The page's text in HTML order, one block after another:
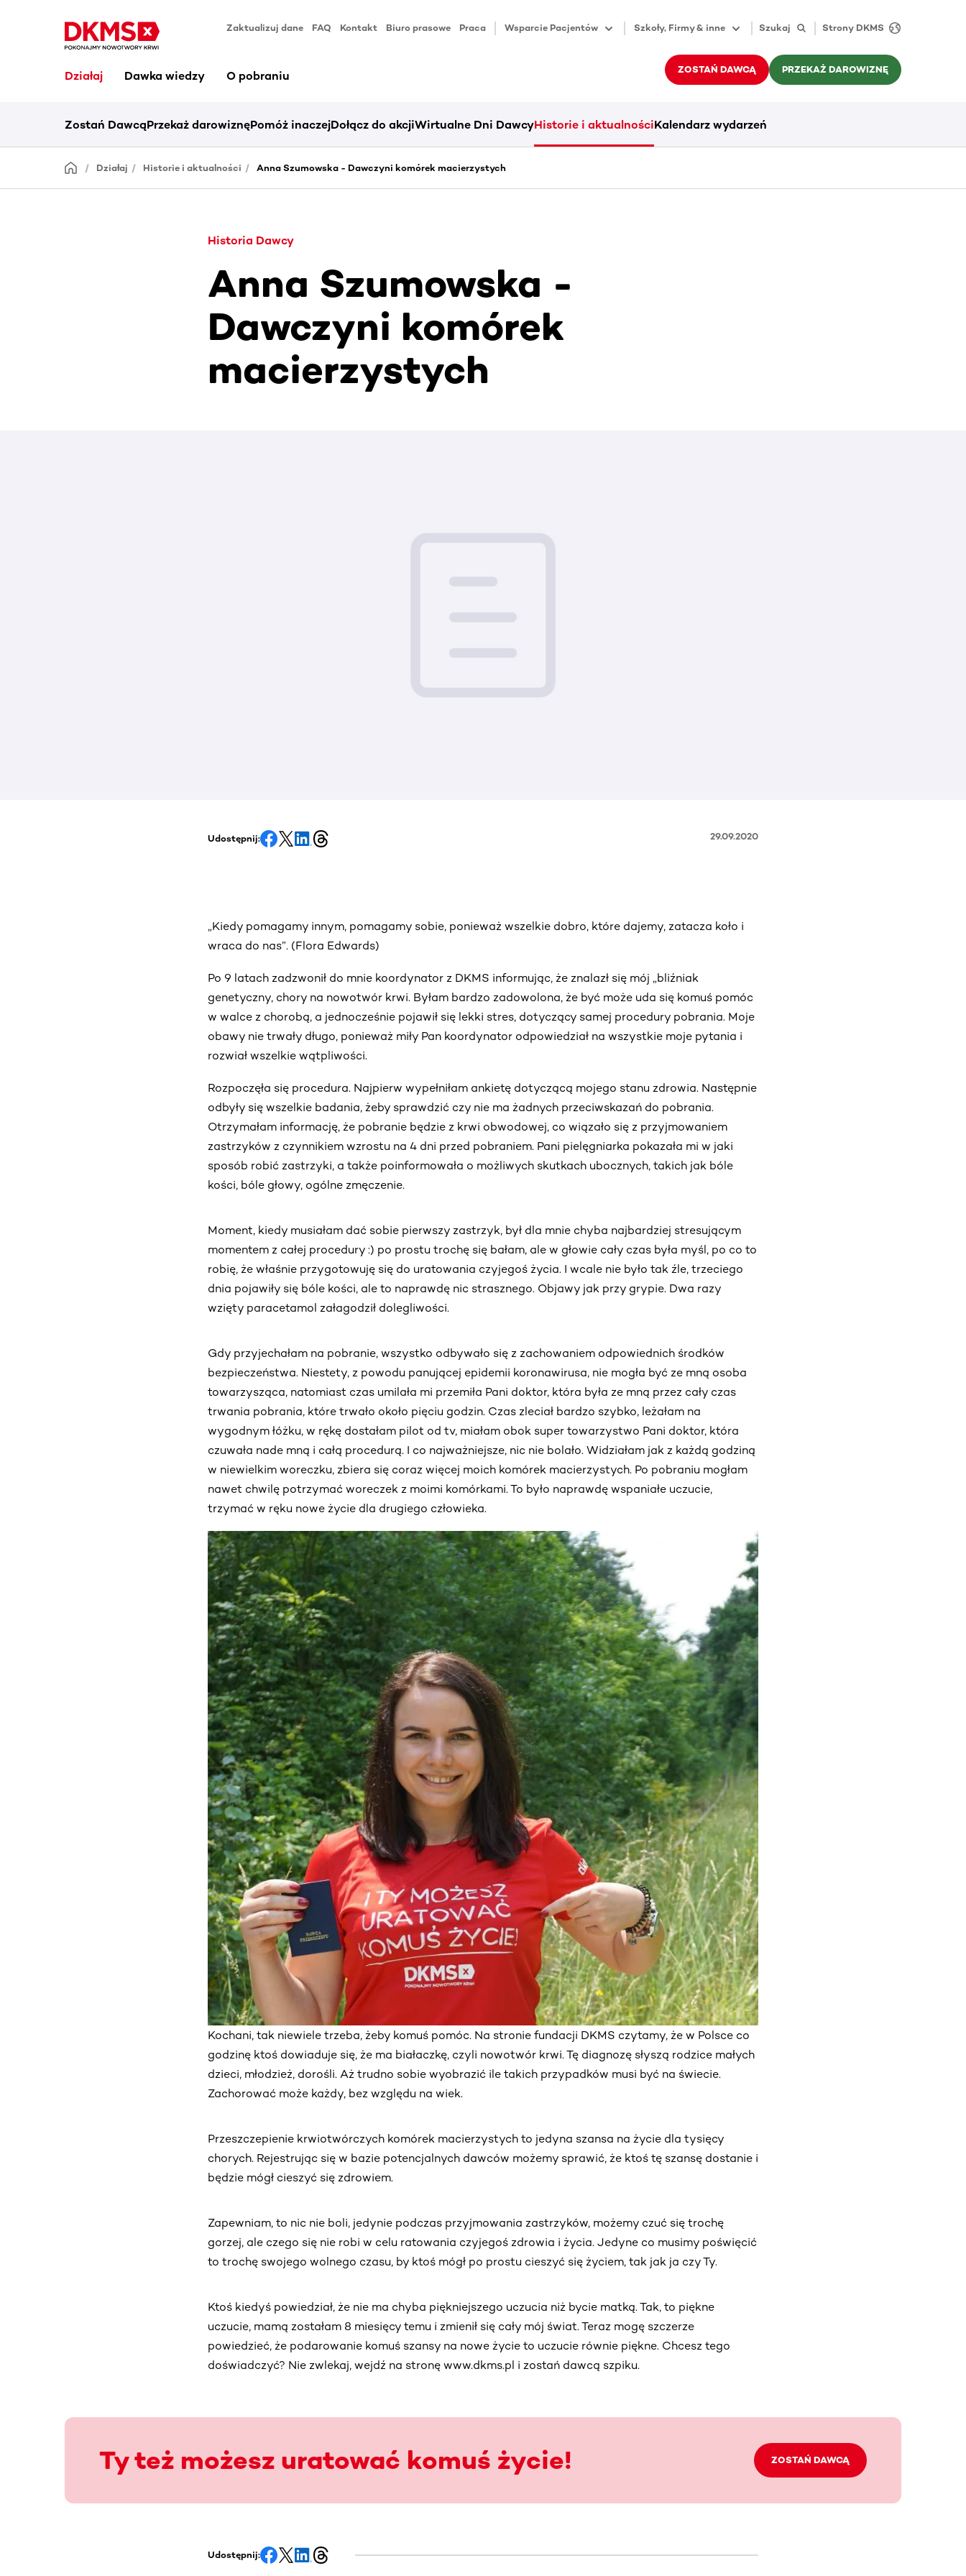
Zaktualizuj dane FAQ Kontakt Biuro prasowe Praca Wsparcie Pacjentów Szkoły, Firmy & inne Szukaj Strony DKMS
Działaj Dawka wiedzy O pobraniu ZOSTAŃ DAWCĄ PRZEKAŻ DAROWIZNĘ
Zostań DawcąPrzekaż darowiznęPomóż inaczejDołącz do akcjiWirtualne Dni DawcyHistorie i aktualnościKalendarz wydarzeń
Działaj Historie i aktualności Anna Szumowska - Dawczyni komórek macierzystych
Historia Dawcy
Anna Szumowska -
Dawczyni komórek
macierzystych
Udostępnij: 29.09.2020
„Kiedy pomagamy innym, pomagamy sobie, ponieważ wszelkie dobro, które dajemy, zatacza koło i
wraca do nas”. (Flora Edwards)
Po 9 latach zadzwonił do mnie koordynator z DKMS informując, że znalazł się mój „bliźniak
genetyczny, chory na nowotwór krwi. Byłam bardzo zadowolona, że być może uda się komuś pomóc
w walce z chorobą, a jednocześnie pojawił się lekki stres, dotyczący samej procedury pobrania. Moje
obawy nie trwały długo, ponieważ miły Pan koordynator odpowiedział na wszystkie moje pytania i
rozwiał wszelkie wątpliwości.
Rozpoczęła się procedura. Najpierw wypełniłam ankietę dotyczącą mojego stanu zdrowia. Następnie
odbyły się wszelkie badania, żeby sprawdzić czy nie ma żadnych przeciwskazań do pobrania.
Otrzymałam informację, że pobranie będzie z krwi obwodowej, co wiązało się z przyjmowaniem
zastrzyków z czynnikiem wzrostu na 4 dni przed pobraniem. Pani pielęgniarka pokazała mi w jaki
sposób robić zastrzyki, a także poinformowała o możliwych skutkach ubocznych, takich jak bóle
kości, bóle głowy, ogólne zmęczenie.
Moment, kiedy musiałam dać sobie pierwszy zastrzyk, był dla mnie chyba najbardziej stresującym
momentem z całej procedury :) po prostu trochę się bałam, ale w głowie cały czas była myśl, po co to
robię, że właśnie przygotowuję się do uratowania czyjegoś życia. I wcale nie było tak źle, trzeciego
dnia pojawiły się bóle kości, ale to naprawdę nic strasznego. Objawy jak przy grypie. Dwa razy
wzięty paracetamol załagodził dolegliwości.
Gdy przyjechałam na pobranie, wszystko odbywało się z zachowaniem odpowiednich środków
bezpieczeństwa. Niestety, z powodu panującej epidemii koronawirusa, nie mogła być ze mną osoba
towarzysząca, natomiast czas umilała mi przemiła Pani doktor, która była ze mną przez cały czas
trwania pobrania, które trwało około pięciu godzin. Czas zleciał bardzo szybko, leżałam na
wygodnym łóżku, w rękę dostałam pilot od tv, miałam obok super towarzystwo Pani doktor, która
czuwała nade mną i całą procedurą. I co najważniejsze, nic nie bolało. Widziałam jak z każdą godziną
w niewielkim woreczku, zbiera się coraz więcej moich komórek macierzystych. Po pobraniu mogłam
nawet chwilę potrzymać woreczek z moimi komórkami. To było naprawdę wspaniałe uczucie,
trzymać w ręku nowe życie dla drugiego człowieka.
Kochani, tak niewiele trzeba, żeby komuś pomóc. Na stronie fundacji DKMS czytamy, że w Polsce co
godzinę ktoś dowiaduje się, że ma białaczkę, czyli nowotwór krwi. Tę diagnozę słyszą rodzice małych
dzieci, młodzież, dorośli. Aż trudno sobie wyobrazić ile takich przypadków musi być na świecie.
Zachorować może każdy, bez względu na wiek.
Przeszczepienie krwiotwórczych komórek macierzystych to jedyna szansa na życie dla tysięcy
chorych. Rejestrując się w bazie potencjalnych dawców możemy sprawić, że ktoś tę szansę dostanie i
będzie mógł cieszyć się zdrowiem.
Zapewniam, to nic nie boli, jedynie podczas przyjmowania zastrzyków, możemy czuć się trochę
gorzej, ale czego się nie robi w celu ratowania czyjegoś zdrowia i życia. Jedyne co musimy poświęcić
to trochę swojego wolnego czasu, by ktoś mógł po prostu cieszyć się życiem, tak jak ja czy Ty.
Ktoś kiedyś powiedział, że nie ma chyba piękniejszego uczucia niż bycie matką. Tak, to piękne
uczucie, mamą zostałam 8 miesięcy temu i zmienił się cały mój świat. Teraz mogę szczerze
powiedzieć, że podarowanie komuś szansy na nowe życie to uczucie równie piękne. Chcesz tego
doświadczyć? Nie zwlekaj, wejdź na stronę www.dkms.pl i zostań dawcą szpiku.
Ty też możesz uratować komuś życie! ZOSTAŃ DAWCĄ
Udostępnij: